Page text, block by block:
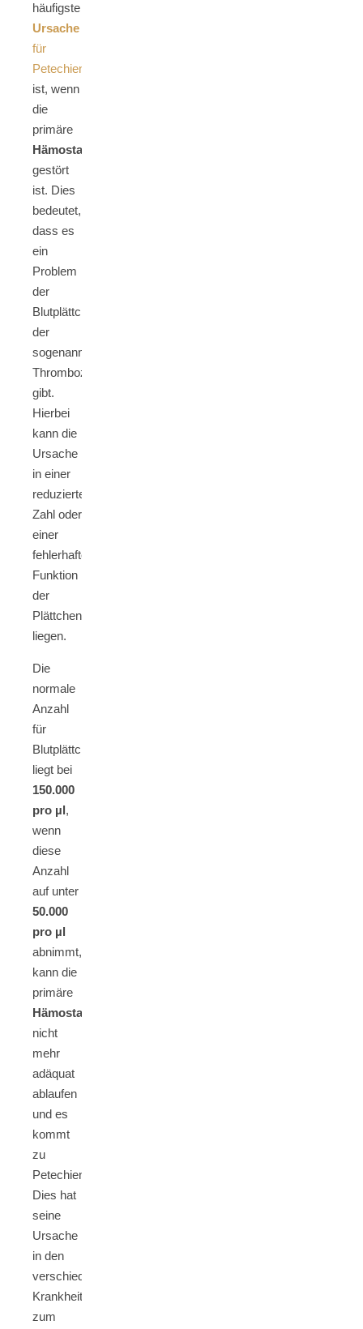
häufigste
Ursache
für
Petechien
ist, wenn
die
primäre
Hämostase
gestört
ist. Dies
bedeutet,
dass es
ein
Problem
der
Blutplättchen,
der
sogenannten
Thrombozyten,
gibt.
Hierbei
kann die
Ursache
in einer
reduzierten
Zahl oder
einer
fehlerhaften
Funktion
der
Plättchen
liegen.
Die
normale
Anzahl
für
Blutplättchen
liegt bei
150.000
pro µl,
wenn
diese
Anzahl
auf unter
50.000
pro µl
abnimmt,
kann die
primäre
Hämostase
nicht
mehr
adäquat
ablaufen
und es
kommt
zu
Petechien.
Dies hat
seine
Ursache
in den
verschiedensten
Krankheitsbildern,
zum